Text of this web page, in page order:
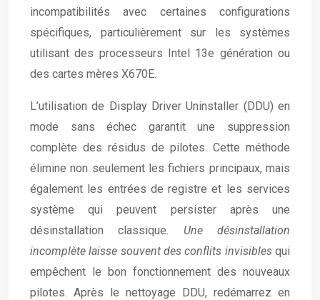
incompatibilités avec certaines configurations
spécifiques, particulièrement sur les systèmes
utilisant des processeurs Intel 13e génération ou
des cartes mères X670E.
L’utilisation de Display Driver Uninstaller (DDU) en
mode sans échec garantit une suppression
complète des résidus de pilotes. Cette méthode
élimine non seulement les fichiers principaux, mais
également les entrées de registre et les services
système qui peuvent persister après une
désinstallation classique. Une désinstallation
incomplète laisse souvent des conflits invisiblesqui
empêchent le bon fonctionnement des nouveaux
pilotes. Après le nettoyage DDU, redémarrez en